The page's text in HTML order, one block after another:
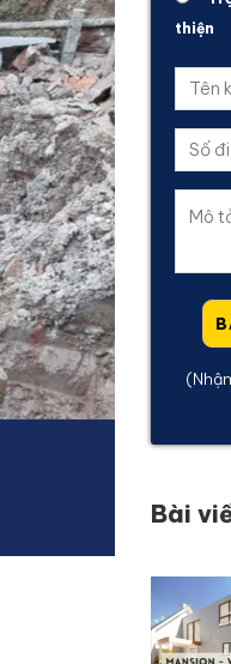
thiện
Bài